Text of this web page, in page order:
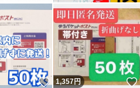
いいね！
1,357円